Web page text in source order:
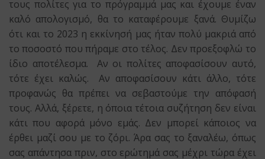
τους πολίτες για το πρόγραμμά μας και έχουμε έναν
καλό απολογισμό, θα το καταφέρουμε ξανά. Θυμίζω
ότι και το 2023 η εκκίνησή μας ήταν πολύ μακριά από
το ποσοστό που πήραμε στο τέλος. Δεν προεξοφλώ το
ίδιο αποτέλεσμα. Αν οι πολίτες αποφασίσουν αυτό,
τότε έχει καλώς. Αν αποφασίσουν κάτι άλλο, τότε
προφανώς θα πρέπει να σεβαστούμε την απόφασή
τους. Αλλά, ξέρετε, η όποια τέτοια συζήτηση δεν είναι
κάτι που αφορά μόνο εμάς. Δεν μπορεί κάποιος να
έρθει μαζί σου με το ζόρι. Άρα σας το ξαναλέω, όπως
σας απάντησα πριν, στο ερώτημά σας μέχρι τώρα έχει